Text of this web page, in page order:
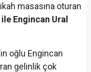
masasına oturan
Engincan Ural